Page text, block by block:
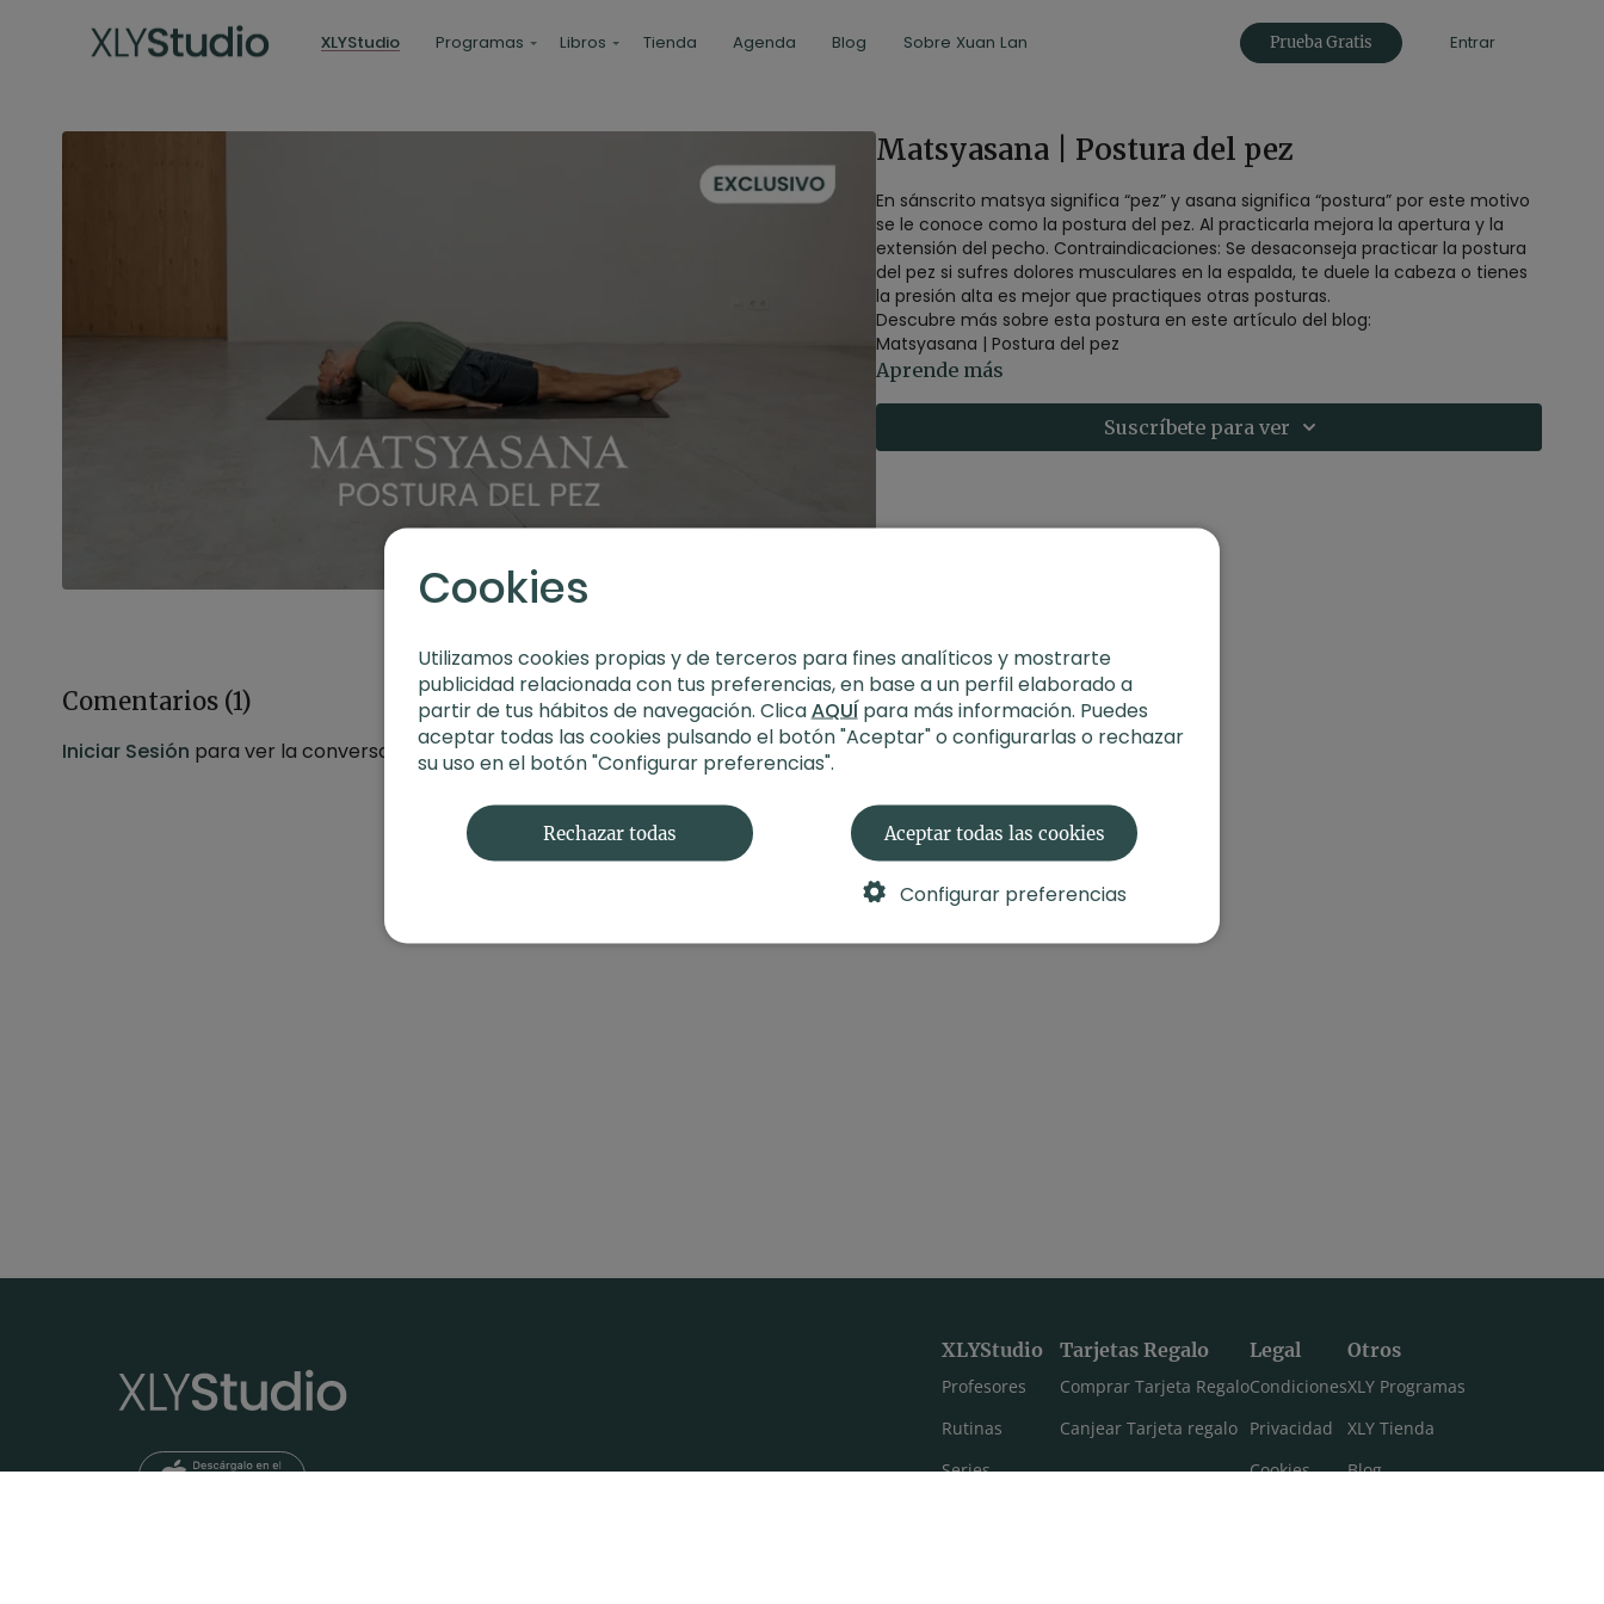
XLYStudio Programas Libros Tienda Agenda Blog Sobre Xuan Lan Prueba Gratis Entrar
Matsyasana | Postura del pez
En sánscrito matsya significa “pez” y asana significa “postura” por este motivo
se le conoce como la postura del pez. Al practicarla mejora la apertura y la
extensión del pecho. Contraindicaciones: Se desaconseja practicar la postura
del pez si sufres dolores musculares en la espalda, te duele la cabeza o tienes
la presión alta es mejor que practiques otras posturas.
Descubre más sobre esta postura en este artículo del blog:
Matsyasana | Postura del pez
Aprende más
Suscríbete para ver
Comentarios (1)
Iniciar Sesión para ver la conversación
XLYStudio
Profesores
Rutinas
Series
Tarjetas Regalo
Comprar Tarjeta Regalo
Canjear Tarjeta regalo
Legal
Condiciones
Privacidad
Cookies
Otros
XLY Programas
XLY Tienda
Blog
Cookies
Utilizamos cookies propias y de terceros para fines analíticos y mostrarte
publicidad relacionada con tus preferencias, en base a un perfil elaborado a
partir de tus hábitos de navegación. ClicaAQUÍpara más información. Puedes
aceptar todas las cookies pulsando el botón "Aceptar" o configurarlas o rechazar
su uso en el botón "Configurar preferencias".
Rechazar todas Aceptar todas las cookies
Configurar preferencias